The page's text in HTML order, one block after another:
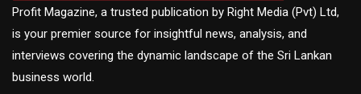
Profit Magazine, a trusted publication by Right Media (Pvt) Ltd,
is your premier source for insightful news, analysis, and
interviews covering the dynamic landscape of the Sri Lankan
business world.